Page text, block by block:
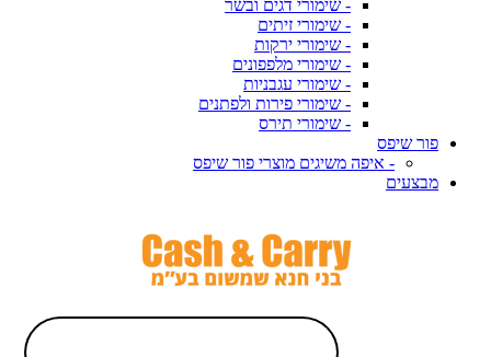
- שימורי דגים ובשר
- שימורי זיתים
- שימורי ירקות
- שימורי מלפפונים
- שימורי עגבניות
- שימורי פירות ולפתנים
- שימורי תירס
פור שיפס
- איפה משיגים מוצרי פור שיפס
מבצעים